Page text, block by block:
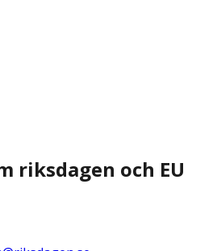
riksdagen och EU